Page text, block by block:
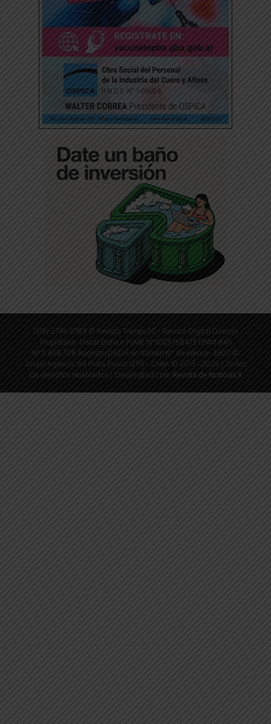
ISSN 2796-9789 © Revista Tiempo30 - Revista Digital Director
Propietario: Oscar Dufour PyME N°1005758473 DNM-INPI
N°3.408.328 Registro DNDA en trámite N° de edición 4600 ©
Grupo Agencia del Plata Pasco 1290 - CABA © 2013 - 2025 | Todos
los derechos reservados | Desarrollado por Revista de Noticias X